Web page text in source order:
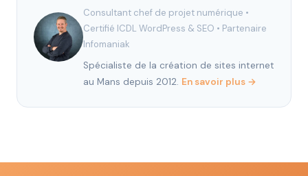
Consultant chef de projet numérique •
Certifié ICDL WordPress & SEO • Partenaire
Infomaniak
Spécialiste de la création de sites internet
au Mans depuis 2012. En savoir plus →